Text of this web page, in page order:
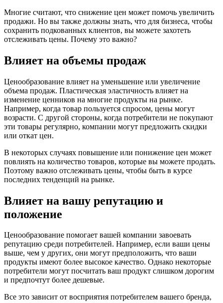
Многие считают, что снижение цен может помочь увеличить
продажи. Но вы также должны знать, что для бизнеса, чтобы
сохранить подкованных клиентов, вы можете захотеть
отслеживать цены. Почему это важно?
Влияет на объемы продаж
Ценообразование влияет на уменьшение или увеличение
объема продаж. Пластическая эластичность влияет на
изменение ценников на многие продукты на рынке.
Например, когда товар пользуется спросом, цены могут
возрасти. С другой стороны, когда потребители не покупают
эти товары регулярно, компании могут предложить скидки
или откат цен.
В некоторых случаях повышение или понижение цен может
повлиять на количество товаров, которые вы можете продать.
Поэтому важно отслеживать цены, чтобы быть в курсе
последних тенденций на рынке.
Влияет на вашу репутацию и
положение
Ценообразование помогает вашей компании завоевать
репутацию среди потребителей. Например, если ваши цены
выше, чем у других, они могут предположить, что ваши
продукты имеют более высокое качество. Однако некоторые
потребители могут посчитать ваш продукт слишком дорогим
и предпочтут более дешевые.
Все это зависит от восприятия потребителем вашего бренда,